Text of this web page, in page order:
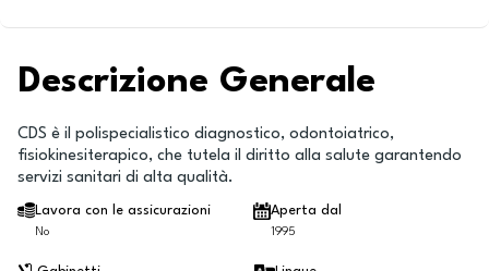
Descrizione Generale
CDS è il polispecialistico diagnostico, odontoiatrico,
fisiokinesiterapico, che tutela il diritto alla salute garantendo
servizi sanitari di alta qualità.
Lavora con le assicurazioni
No
Aperta dal
1995